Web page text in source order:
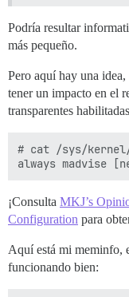
Podría resultar
más pequeño.
Pero aquí hay una
tener un impacto en el
transparentes
# cat /sys/kernel/
¡Consulta MKJ’s
Configuration para
Aquí está mi meminfo,
funcionando bien: